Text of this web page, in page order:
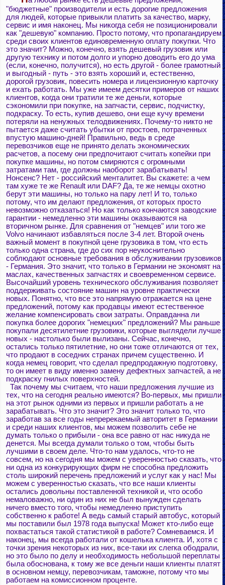
"бюджетные" производители и есть дорогие предложения
для людей, которые привыкли платить за качество, марку,
сервис и имя наконец. Мы никогда себя не позиционировали
как "дешевую" компанию. Просто потому, что пропагандируем
среди своих клиентов единовременную оплату покупки. Что
это значит? Можно, конечно, взять дешевый грузовик или
другую технику и потом долго и упорно доводить его до ума
(если, конечно, получится), но есть другой - более грамотный
и выгодный - путь - это взять хороший и, естественно,
дорогой грузовик, повесить номера и лицензионную карточку
и ехать работать. Мы уже имеем десятки примеров от наших
клиентов, когда они тратили те же деньги, которые
сэкономили при покупке, на запчасти, сервис, подчистку,
подкраску. То есть, купив дешево, они еще кучу времени
потеряли на ненужных телодвижениях. Почему-то никто не
пытается даже считать убытки от простоев, потраченных
впустую машино-дней! Правильно, ведь в среде
перевозчиков еще не принято делать экономических
расчетов, а посему они предпочитают считать копейки при
покупке машины, но потом смиряются с огромными
затратами там, где должны наоборот зарабатывать!
Нонсенс? Нет - российский менталитет. Вы скажете: а чем
там хуже те же Renault или DAF? Да, те же немцы охотно
берут эти машины, но только на пару лет! И то, только
потому, что им делают предложения, от которых просто
невозможно отказаться! Но как только кончаются заводские
гарантии - немедленно эти машины оказываются на
вторичном рынке. Для сравнения от "немцев" или того же
Volvo начинают избавляться после 3-4 лет. Второй очень
важный момент в покупной цене грузовика в том, что есть
только одна страна, где до сих пор неукоснительно
соблюдают основные требования в обслуживании грузовиков
- Германия. Это значит, что только в Германии не экономят на
маслах, качественных запчастях и своевременном сервисе.
Высочайший уровень технического обслуживания позволяет
поддерживать состояние машин на уровне практически
новых. Понятно, что все это напрямую отражается на цене
предложений, потому как продавцы имеют естественное
желание компенсировать свои затраты. Оправданна ли
покупка более дорогих "немецких" предложений? Мы раньше
покупали десятилетние грузовики, которые выглядели лучше
новых - настолько были вылизаны. Сейчас, конечно,
остались только пятилетние, но они тоже отличаются от тех,
что продают в соседних странах причем существенно. И
когда немец говорит, что сделал предпродажную подготовку,
то он имеет в виду именно замену дефектных запчастей, а не
подкраску гнилых поверхностей.
Так почему мы считаем, что наши предложения лучшие из
тех, что на сегодня реально имеются? Во-первых, мы пришли
на этот рынок одними из первых и пришли работать а не
зарабатывать. Что это значит? Это значит только то, что
заработав за все годы непререкаемый авторитет в Германии
и среди наших клиентов, мы можем позволить себе не
думать только о прибыли - она все равно от нас никуда не
денется. Мы всегда думали только о том, чтобы быть
лучшими в своем деле. Что-то нам удалось, что-то не
совсем, но на сегодня мы можем с уверенностью сказать, что
ни одна из конкурирующих фирм не способна предложить
столь широкий перечень предложений и услуг как у нас! Мы
можем с уверенностью сказать, что все наши клиенты
остались довольны поставленной техникой и, что особо
немаловажно, ни один из них не был вынужден сделать
ничего вместо того, чтобы немедленно приступить
собственно к работе! А ведь самый старый автобус, который
мы поставили был 1978 года выпуска! Может кто-либо еще
похвастаться такой статистикой в работе? Сомневаемся. И
наконец, мы всегда работали от кошелька клиента. И, хотя с
точки зрения некоторых из них, все-таки их слегка ободрали,
но это было по делу и необходимость небольшой переплаты
была обоснована, к тому же все деньги наши клиенты платят
в основном немцу, перевозчикам, таможне, потому что мы
работаем на комиссионном проценте.